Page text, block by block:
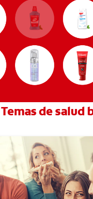
Temas de salud